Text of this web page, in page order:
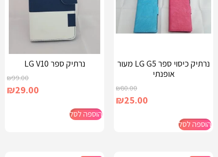
נרתיק כיסוי ספר LG G5 מעור
אופנתי
₪80.00
₪25.00
הוספה לסל
נרתיק ספר LG V10
₪99.00
₪29.00
הוספה לסל